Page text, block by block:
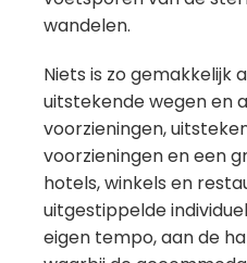
wandelen.
Niets is zo gemakkelijk
uitstekende wegen en
voorzieningen,
voorzieningen en een
hotels, winkels en
uitgestippelde
eigen tempo, aan de